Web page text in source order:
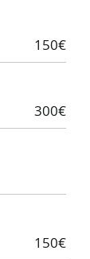
150€
300€
150€